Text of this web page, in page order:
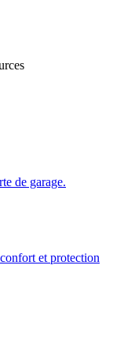
de garage.
et protection